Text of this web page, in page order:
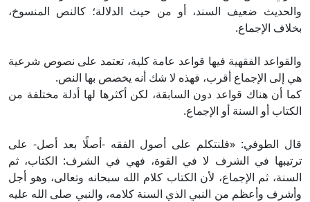
والحديث ضعيف السند، أو من حيث الدلالة؛ كالنص المنسوخ،
بخلاف الإجماع.
والقواعد الفقهية فيها قواعد عامة كلية، تعتمد على نصوص شرعية
هي إلى الإجماع أقرب، فهذه لا شك أنه يخصص بها النص.
كما أن هناك قواعد دون السابقة، لكن أكثرها لها أدلة مختلفة من
الكتاب أو السنة أو الإجماع.
قال الطوفي: «فلنتكلم على أصول الفقه -أصلًا بعد أصل- على
ترتيبها في الشرف لا في القوة، فهي في الشرف: الكتاب، ثم
السنة، ثم الإجماع، لأن الكتاب كلام الله سبحانه وتعالى، وهو أجل
وأشرف وأعظم من النبي الذي السنة كلامه، والنبي صلى الله عليه